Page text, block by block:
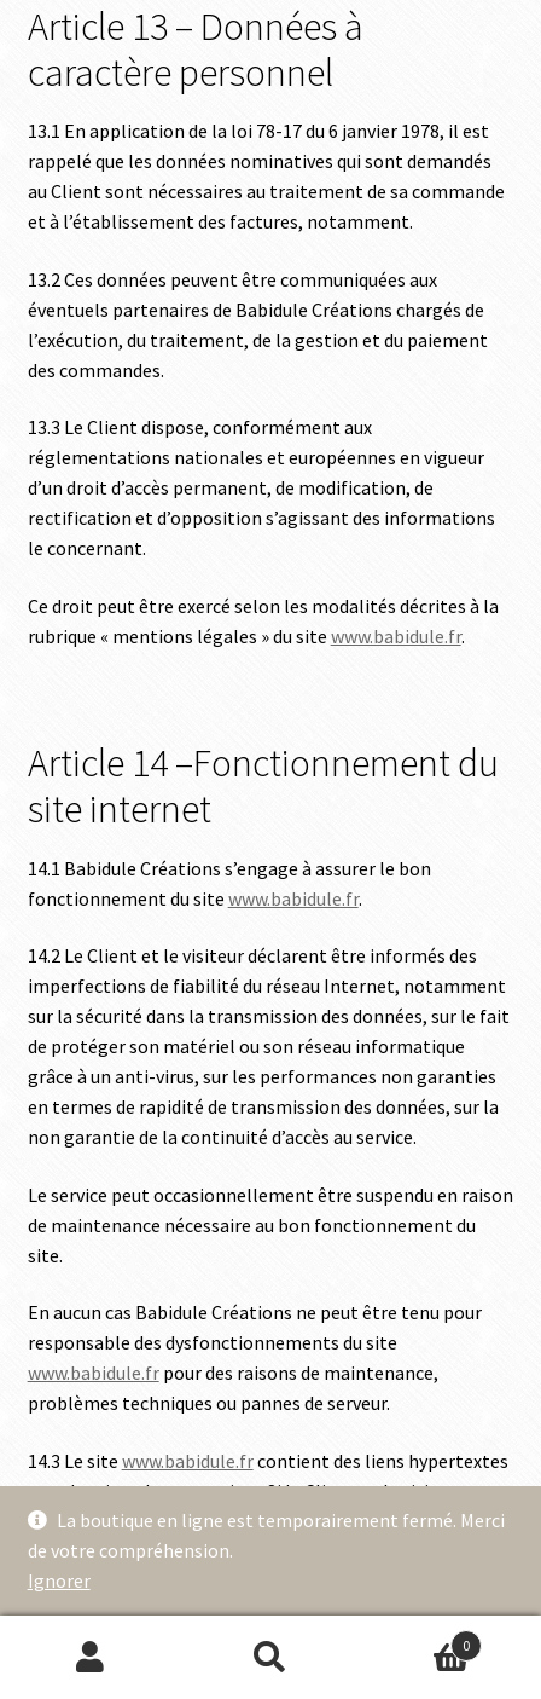
Article 13 – Données à
caractère personnel
13.1 En application de la loi 78-17 du 6 janvier 1978, il est
rappelé que les données nominatives qui sont demandés
au Client sont nécessaires au traitement de sa commande
et à l’établissement des factures, notamment.
13.2 Ces données peuvent être communiquées aux
éventuels partenaires de Babidule Créations chargés de
l’exécution, du traitement, de la gestion et du paiement
des commandes.
13.3 Le Client dispose, conformément aux
réglementations nationales et européennes en vigueur
d’un droit d’accès permanent, de modification, de
rectification et d’opposition s’agissant des informations
le concernant.
Ce droit peut être exercé selon les modalités décrites à la
rubrique « mentions légales » du site www.babidule.fr.
Article 14 –Fonctionnement du
site internet
14.1 Babidule Créations s’engage à assurer le bon
fonctionnement du site www.babidule.fr.
14.2 Le Client et le visiteur déclarent être informés des
imperfections de fiabilité du réseau Internet, notamment
sur la sécurité dans la transmission des données, sur le fait
de protéger son matériel ou son réseau informatique
grâce à un anti-virus, sur les performances non garanties
en termes de rapidité de transmission des données, sur la
non garantie de la continuité d’accès au service.
Le service peut occasionnellement être suspendu en raison
de maintenance nécessaire au bon fonctionnement du
site.
En aucun cas Babidule Créations ne peut être tenu pour
responsable des dysfonctionnements du site
www.babidule.frpour des raisons de maintenance,
problèmes techniques ou pannes de serveur.
14.3 Le site www.babidule.frcontient des liens hypertextes
vers des sites de partenaires. Si le Client ou le visiteur
navigue sur les sites partenaires, Babidule Créations ne
pourra être tenu pour responsable quant au contenu, ni
aux dommages qui pourraient résulter de l’utilisation de
ces sites.
Recherche
0
La boutique en ligne est temporairement fermé. Merci
de votre compréhension.
Ignorer